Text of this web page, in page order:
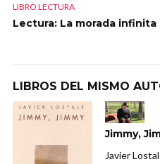
LIBRO LECTURA
Lectura: La morada infinita
LIBROS DEL MISMO
Jimmy,
Javier